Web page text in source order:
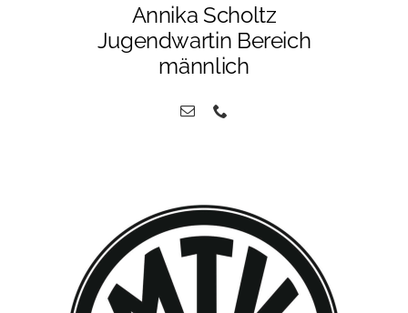
Annika Scholtz
Jugendwartin Bereich
männlich